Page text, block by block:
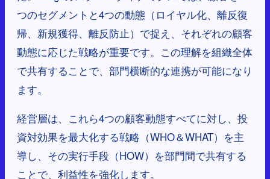
つのセグメントと4つの動態（ロイヤル化、離反復
帰、新規獲得、離反防止）で捉え、それぞれの顧客
動態に応じた戦略が重要です。この理解を組織全体
で共有することで、部門横断的な連携が可能になり
ます。
経営層は、これら4つの顧客動態すべてに対し、投
資対効果を最大化する戦略（WHO＆WHAT）を主
導し、その実行手段（HOW）を部門間で共有する
ことで、利益性を強化します。